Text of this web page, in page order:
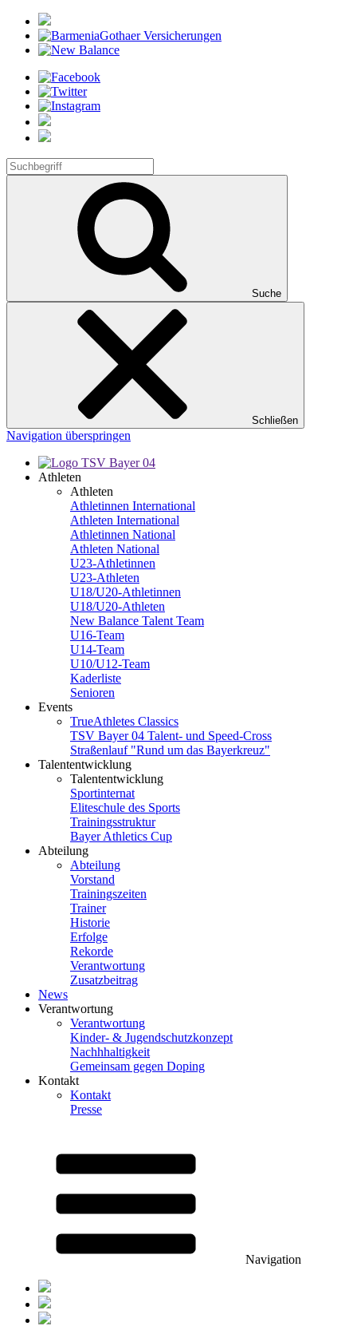
Suche
Schließen
Navigation überspringen
Athleten
Athleten
Athletinnen International
Athleten International
Athletinnen National
Athleten National
U23-Athletinnen
U23-Athleten
U18/U20-Athletinnen
U18/U20-Athleten
New Balance Talent Team
U16-Team
U14-Team
U10/U12-Team
Kaderliste
Senioren
Events
TrueAthletes Classics
TSV Bayer 04 Talent- und Speed-Cross
Straßenlauf "Rund um das Bayerkreuz"
Talententwicklung
Talententwicklung
Sportinternat
Eliteschule des Sports
Trainingsstruktur
Bayer Athletics Cup
Abteilung
Abteilung
Vorstand
Trainingszeiten
Trainer
Historie
Erfolge
Rekorde
Verantwortung
Zusatzbeitrag
News
Verantwortung
Verantwortung
Kinder- & Jugendschutzkonzept
Nachhhaltigkeit
Gemeinsam gegen Doping
Kontakt
Kontakt
Presse
Navigation